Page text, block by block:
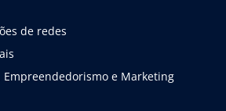
de redes
Empreendedorismo e Marketing